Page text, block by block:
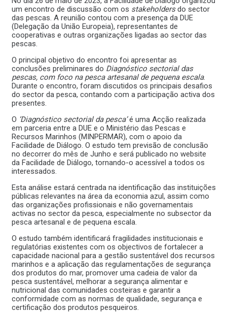
um encontro de discussão com os stakeholdersdo sector
das pescas. A reunião contou com a presença da DUE
(Delegação da União Europeia), representantes de
cooperativas e outras organizações ligadas ao sector das
pescas.
O principal objetivo do encontro foi apresentar as
conclusões preliminares do Diagnóstico sectorial das
pescas, com foco na pesca artesanal de pequena escala.
Durante o encontro, foram discutidos os principais desafios
do sector da pesca, contando com a participação activa dos
presentes.
O ‘Diagnóstico sectorial da pesca’é uma Acção realizada
em parceria entre a DUE e o Ministério das Pescas e
Recursos Marinhos (MINPERMAR), com o apoio da
Facilidade de Diálogo. O estudo tem previsão de conclusão
no decorrer do mês de Junho e será publicado no website
da Facilidade de Diálogo, tornando-o acessível a todos os
interessados.
Esta análise estará centrada na identificação das instituições
públicas relevantes na área da economia azul, assim como
das organizações profissionais e não governamentais
activas no sector da pesca, especialmente no subsector da
pesca artesanal e de pequena escala.
O estudo também identificará fragilidades institucionais e
regulatórias existentes com os objectivos de fortalecer a
capacidade nacional para a gestão sustentável dos recursos
marinhos e a aplicação das regulamentações de segurança
dos produtos do mar, promover uma cadeia de valor da
pesca sustentável, melhorar a segurança alimentar e
nutricional das comunidades costeiras e garantir a
conformidade com as normas de qualidade, segurança e
certificação dos produtos pesqueiros.